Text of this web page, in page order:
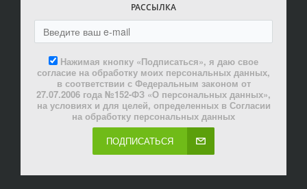
РАССЫЛКА
Нажимая кнопку «Подписаться», я даю свое
согласие на обработку моих персональных данных,
в соответствии с Федеральным законом от
27.07.2006 года №152-ФЗ «О персональных данных»,
на условиях и для целей, определенных в Согласии
на обработку персональных данных
ПОДПИСАТЬСЯ